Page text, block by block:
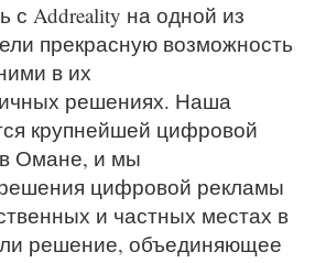
с Addreality на одной из
прекрасную возможность
в их
решениях. Наша
крупнейшей цифровой
Омане, и мы
цифровой рекламы
и частных местах в
решение, объединяющее